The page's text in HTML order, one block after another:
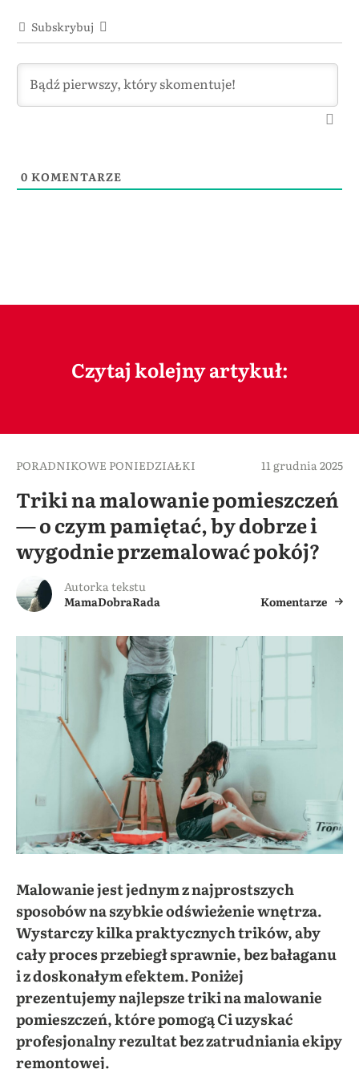
Subskrybuj
0 KOMENTARZE
Czytaj kolejny artykuł:
PORADNIKOWE PONIEDZIAŁKI 11 grudnia 2025
Triki na malowanie pomieszczeń
— o czym pamiętać, by dobrze i
wygodnie przemalować pokój?
Autorka tekstu
MamaDobraRada
Komentarze
Malowanie jest jednym z najprostszych
sposobów na szybkie odświeżenie wnętrza.
Wystarczy kilka praktycznych trików, aby
cały proces przebiegł sprawnie, bez bałaganu
i z doskonałym efektem. Poniżej
prezentujemy najlepsze triki na malowanie
pomieszczeń, które pomogą Ci uzyskać
profesjonalny rezultat bez zatrudniania ekipy
remontowej.